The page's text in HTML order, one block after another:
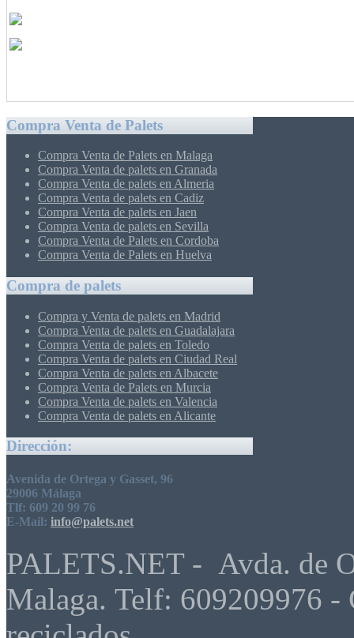
Compra Venta de Palets
Compra Venta de Palets en Malaga
Compra Venta de palets en Granada
Compra Venta de palets en Almeria
Compra Venta de palets en Cadiz
Compra Venta de palets en Jaen
Compra Venta de palets en Sevilla
Compra Venta de Palets en Cordoba
Compra Venta de Palets en Huelva
Compra de palets
Compra y Venta de palets en Madrid
Compra Venta de palets en Guadalajara
Compra Venta de palets en Toledo
Compra Venta de palets en Ciudad Real
Compra Venta de palets en Albacete
Compra Venta de Palets en Murcia
Compra Venta de palets en Valencia
Compra Venta de palets en Alicante
Dirección:
Avenida de Ortega y Gasset, 96
29006 Málaga
Tlf: 609 20 99 76
E-Mail: info@palets.net
PALETS.NET - Avda. de
Malaga. Telf: 609209976 -